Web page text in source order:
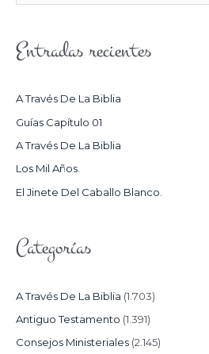
U
C
R
:
Entradas recientes
A Través De La Biblia
Guías Capítulo 01
A Través De La Biblia
Los Mil Años.
El Jinete Del Caballo Blanco.
Categorías
A Través De La Biblia (1.703)
Antiguo Testamento (1.391)
Consejos Ministeriales (2.145)